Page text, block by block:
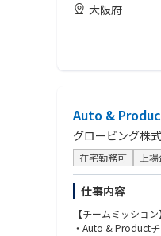
・セリング：Pup
・チーミング：
・その他：リーダ
・状況に応じ、提
コンサルティング案
・大手素材会社にお
・大手製薬会社に
・大手美容機器会社
・自動車部品製造会
・大手専門商社に
・大手自動車部品
【歓迎/WANT】
・外資系戦略コン
・会計領域のグロ
・一緒にFPチーム
・チームワーカー
・クライアント愛
・Finance
・自身の変化や成
・知的好奇心・知
・将来の事業家・起
大阪府
Auto &
グロービング株
在宅勤務可 上場
仕事内容
【チームミッション】
・Auto & Product